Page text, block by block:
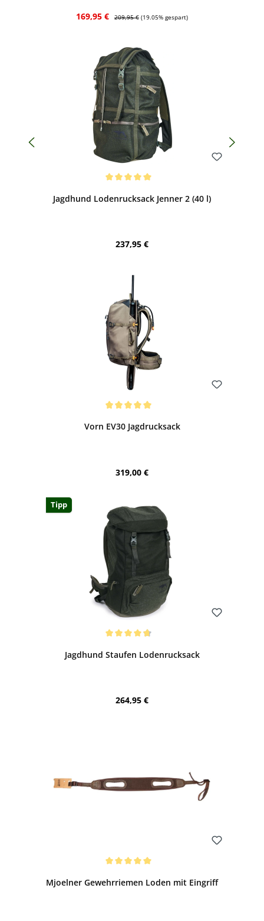
Verkaufspreis:
169,95 € Regulärer Preis:
209,95 € (19.05% gespart)
Jagdhund Lodenrucksack Jenner 2 (40 l)
Regulärer Preis:
237,95 €
Vorn EV30 Jagdrucksack
Regulärer Preis:
319,00 €
Tipp
Jagdhund Staufen Lodenrucksack
Regulärer Preis:
264,95 €
Mjoelner Gewehrriemen Loden mit Eingriff